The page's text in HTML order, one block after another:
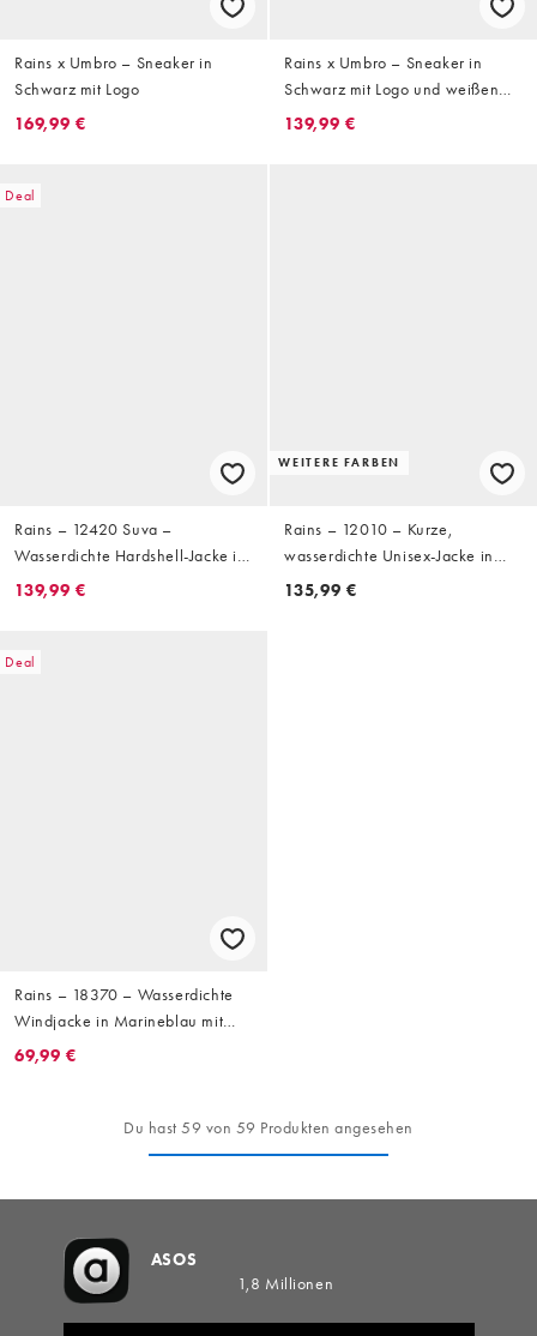
Rains x Umbro – Sneaker in
Schwarz mit Logo
169,99 €
Rains x Umbro – Sneaker in
Schwarz mit Logo und weißen
Details
139,99 €
Deal
Rains – 12420 Suva –
Wasserdichte Hardshell-Jacke in
Khaki mit Reißverschluss
139,99 €
WEITERE FARBEN
Rains – 12010 – Kurze,
wasserdichte Unisex-Jacke in
Grün
135,99 €
Deal
Rains – 18370 – Wasserdichte
Windjacke in Marineblau mit
Reißverschluss
69,99 €
Du hast 59 von 59 Produkten angesehen
ASOS
1,8 Millionen